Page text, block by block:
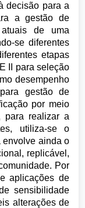
decisão para a
a gestão de
de uma
se diferentes
etapas
II para seleção
desempenho
gestão de
por meio
para realizar a
utiliza-se o
envolve ainda o
replicável,
Por
aplicações de
sensibilidade
alterações de